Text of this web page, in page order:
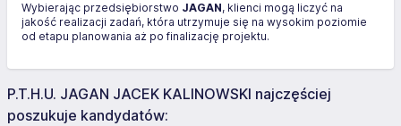
Wybierając przedsiębiorstwo JAGAN, klienci mogą liczyć na
jakość realizacji zadań, która utrzymuje się na wysokim poziomie
od etapu planowania aż po finalizację projektu.
P.T.H.U. JAGAN JACEK KALINOWSKI najczęściej
poszukuje kandydatów: